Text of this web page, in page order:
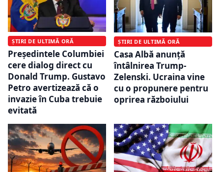
ȘTIRI DE ULTIMĂ ORĂ
Preşedintele Columbiei
cere dialog direct cu
Donald Trump. Gustavo
Petro avertizează că o
invazie în Cuba trebuie
evitată
ȘTIRI DE ULTIMĂ ORĂ
Casa Albă anunță
întâlnirea Trump-
Zelenski. Ucraina vine
cu o propunere pentru
oprirea războiului